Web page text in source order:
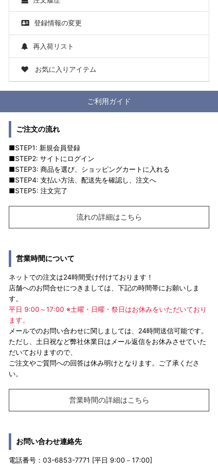
登録情報の変更
再入荷リスト
お気に入りアイテム
ご利用ガイド
ご注文の流れ
■STEP1: 新規会員登録
■STEP2: サイトにログイン
■STEP3: 商品を選び、ショッピングカートに入れる
■STEP4: 支払い方法、配送先を確認し、注文へ
■STEP5: 注文完了
流れの詳細はこちら
営業時間について
ネットでの注文は24時間受け付けております！
店舗へのお問合せにつきましては、下記の時間帯にお願いしま
す。
平日 9:00～17:00 ※土曜・日曜・祭日はお休みをいただいており
ます。
メールでのお問い合わせに関しましては、24時間送信可能です。
ただし、土日祝など弊社休業日はメール返信をお休みさせていた
だいておりますので、
ご注文やご質問への回答は休み明けとなります。ご了承くださ
い。
営業時間の詳細はこちら
お問い合わせ連絡先
電話番号：03-6853-7771 [平日 9:00－17:00]